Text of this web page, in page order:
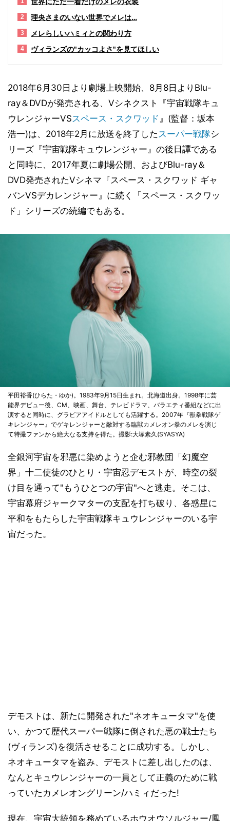
2 理央さまのいない世界でメレは…
3 メレらしいハミィとの関わり方
4 ヴィランズの"カッコよさ"を見てほしい
2018年6月30日より劇場上映開始、8月8日よりBlu-
ray＆DVDが発売される、Vシネクスト『宇宙戦隊キュ
ウレンジャーVSスペース・スクワッド 』(監督：坂本
浩一)は、2018年2月に放送を終了したスーパー戦隊シ
リーズ『宇宙戦隊キュウレンジャー』の後日譚である
と同時に、2017年夏に劇場公開、およびBlu-ray＆
DVD発売されたVシネマ『スペース・スクワッド ギャ
バンVSデカレンジャー』に続く「スペース・スクワッ
ド」シリーズの続編でもある。
平田裕香(ひらた・ゆか)。1983年9月15日生まれ。北海道出身。1998年に芸
能界デビュー後、CM、映画、舞台、テレビドラマ、バラエティ番組などに出
演すると同時に、グラビアアイドルとしても活躍する。2007年『獣拳戦隊ゲ
キレンジャー』でゲキレンジャーと敵対する臨獣カメレオン拳のメレを演じ
て特撮ファンから絶大なる支持を得た。撮影:大塚素久(SYASYA)
全銀河宇宙を邪悪に染めようと企む邪教団「幻魔空
界」十二使徒のひとり・宇宙忍デモストが、時空の裂
け目を通って"もうひとつの宇宙"へと逃走。そこは、
宇宙幕府ジャークマターの支配を打ち破り、各惑星に
平和をもたらした宇宙戦隊キュウレンジャーのいる宇
宙だった。
デモストは、新たに開発された"ネオキュータマ"を使
い、かつて歴代スーパー戦隊に倒された悪の戦士たち
(ヴィランズ)を復活させることに成功する。しかし、
ネオキュータマを盗み、デモストに差し出したのは、
なんとキュウレンジャーの一員として正義のために戦
っていたカメレオングリーン/ハミィだった!
現在、宇宙大統領を務めているホウオウソルジャー/鳳